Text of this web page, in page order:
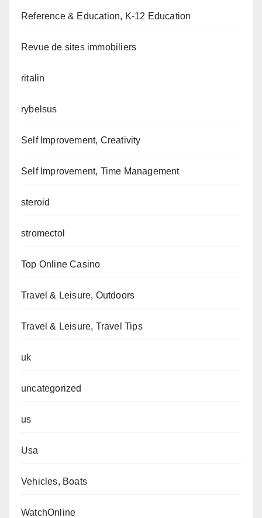
Reference & Education, K-12 Education
Revue de sites immobiliers
ritalin
rybelsus
Self Improvement, Creativity
Self Improvement, Time Management
steroid
stromectol
Top Online Casino
Travel & Leisure, Outdoors
Travel & Leisure, Travel Tips
uk
uncategorized
us
Usa
Vehicles, Boats
WatchOnline